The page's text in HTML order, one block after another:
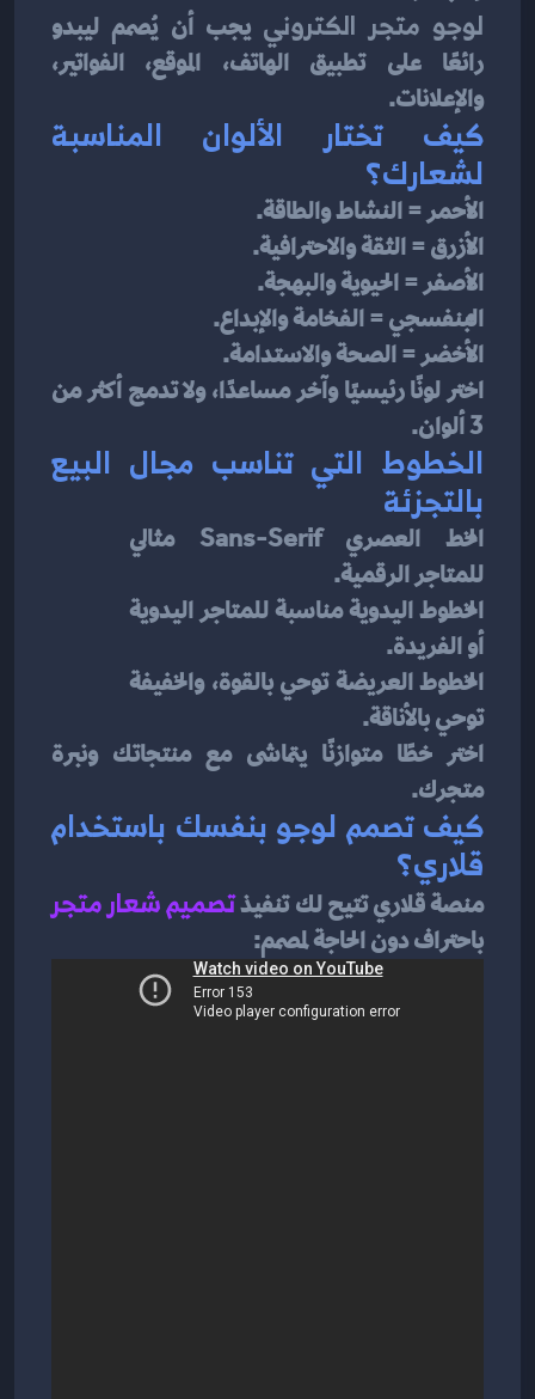
لوجو متجر الكتروني
والإعلانات.
لشعارك؟
الأحمر = النشاط والطاقة.
الأزرق = الثقة والاحترافية.
الأصفر = الحيوية والبهجة.
البنفسجي = الفخامة والإبداع.
الأخضر = الصحة والاستدامة.
3 ألوان.
بالتجزئة
للمتاجر الرقمية.
الخطوط اليدوية مناسبة للمتاجر اليدوية
أو الفريدة.
الخطوط العريضة توحي بالقوة، والخفيفة
توحي بالأناقة.
متجرك.
قلاري؟
منصة قلاري تتيح لك تنفيذتصميم شعار متجر
باحتراف دون الحاجة لمصمم: